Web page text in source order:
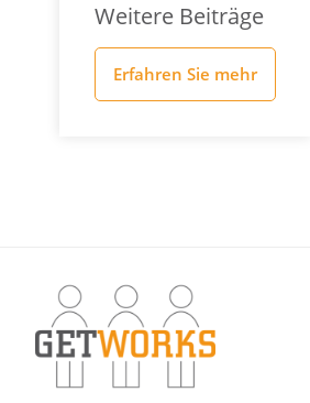
Weitere Beiträge
Erfahren Sie mehr